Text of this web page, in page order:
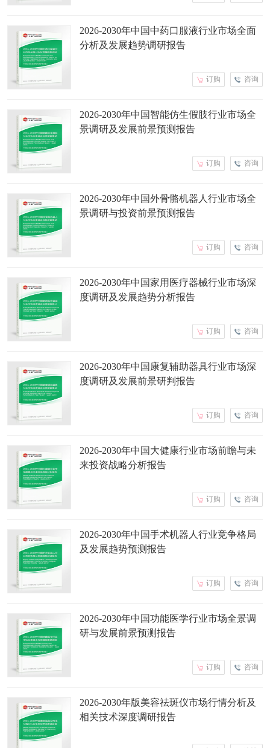
2026-2030年中国中药口服液行业市场全面
分析及发展趋势调研报告
咨询
订购
2026-2030年中国智能仿生假肢行业市场全
景调研及发展前景预测报告
咨询
订购
2026-2030年中国外骨骼机器人行业市场全
景调研与投资前景预测报告
咨询
订购
2026-2030年中国家用医疗器械行业市场深
度调研及发展趋势分析报告
咨询
订购
2026-2030年中国康复辅助器具行业市场深
度调研及发展前景研判报告
咨询
订购
2026-2030年中国大健康行业市场前瞻与未
来投资战略分析报告
咨询
订购
2026-2030年中国手术机器人行业竞争格局
及发展趋势预测报告
咨询
订购
2026-2030年中国功能医学行业市场全景调
研与发展前景预测报告
咨询
订购
2026-2030年版美容祛斑仪市场行情分析及
相关技术深度调研报告